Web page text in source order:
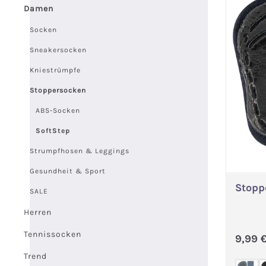
Damen
Socken
Sneakersocken
Kniestrümpfe
Stoppersocken
ABS-Socken
SoftStep
Strumpfhosen & Leggings
Gesundheit & Sport
SALE
Herren
Tennissocken
Trend
9,99